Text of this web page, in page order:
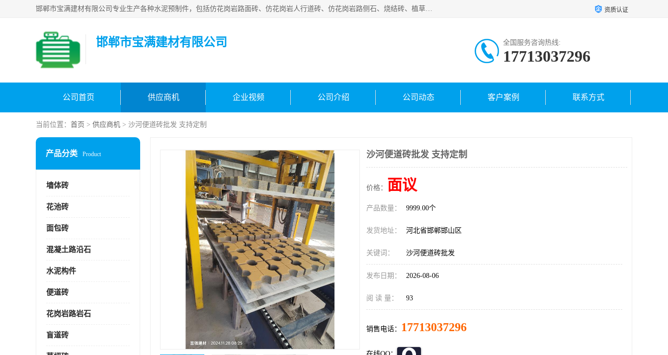
邯郸市宝满建材有限公司专业生产各种水泥预制件，包括仿花岗岩路面砖、仿花岗岩人行道砖、仿花岗岩路侧石、烧结砖、植草砖、码头砖连锁块、仿花岗岩路侧石、沙井盖、水泥盖板等各种水泥制品 资质认证
邯郸市宝满建材有限公司 全国服务咨询热线:
17713037296
公司首页 供应商机 企业视频 公司介绍 公司动态 客户案例 联系方式
当前位置： 首页 > 供应商机 > 沙河便道砖批发 支持定制
产品分类 Product
墙体砖
花池砖
面包砖
混凝土路沿石
水泥构件
便道砖
花岗岩路岩石
盲道砖
沙河便道砖批发 支持定制
价格： 面议
产品数量： 9999.00个
发货地址： 河北省邯郸邯山区
关键词： 沙河便道砖批发
发布日期： 2026-08-06
阅 读 量： 93
销售电话： 17713037296